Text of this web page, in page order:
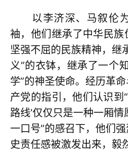
以李济深、马叙伦为
袖，他们继承了中华民族
坚强不屈的民族精神，继
义”的衣钵，继承了一个
学”的神圣使命。经历革
产党的指引，他们认识到
路线’仅仅只是一种一厢
一口号”的感召下，他们
史责任感被激发出来，毅